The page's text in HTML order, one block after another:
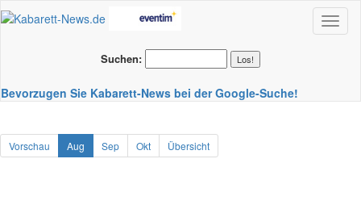
Suchen:
Bevorzugen Sie Kabarett-News bei der Google-Suche!
Vorschau Aug Sep Okt Übersicht